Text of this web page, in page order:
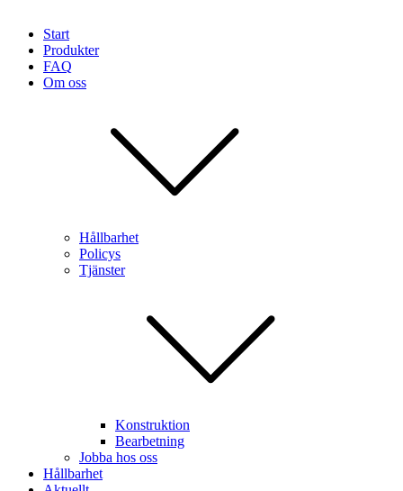
Start
Produkter
FAQ
Om oss
Hållbarhet
Policys
Tjänster
Konstruktion
Bearbetning
Jobba hos oss
Hållbarhet